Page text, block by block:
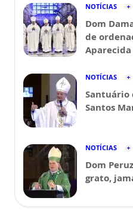
NOTÍCIAS
Dom
de
Aparecida
NOTÍCIAS
Santuário
Santos
NOTÍCIAS
Dom
grato,